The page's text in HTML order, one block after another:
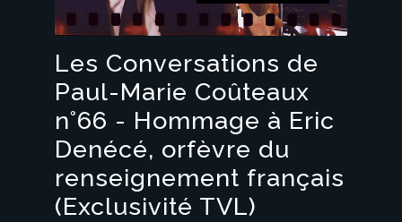
Video
Les Conversations de
Paul-Marie Coûteaux
n°66 - Hommage à Eric
Denécé, orfèvre du
renseignement français
(Exclusivité TVL)